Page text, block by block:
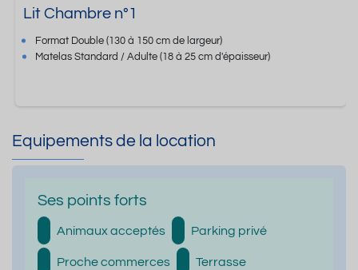
Lit Chambre n°1
Format Double (130 à 150 cm de largeur)
Matelas Standard / Adulte(18 à 25 cm d'épaisseur)
Equipements de la location
Ses points forts
Animaux acceptés Parking privé
Proche commerces Terrasse